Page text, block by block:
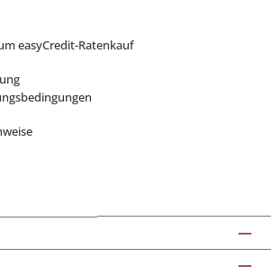
easyCredit-Ratenkauf